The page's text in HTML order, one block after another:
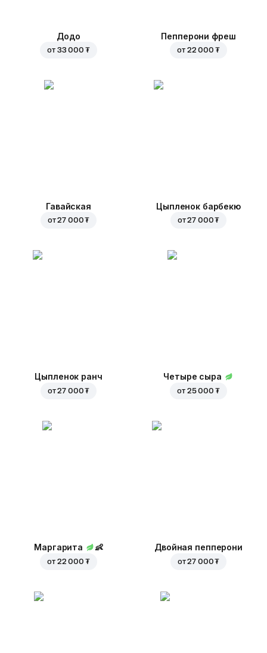
Додо
от 33 000 ₮
Пепперони фреш
от 22 000 ₮
Гавайская
от27 000 ₮
Цыпленок барбекю
от27 000 ₮
Цыпленок ранч
от27 000 ₮
Четыре сыра
от 25 000 ₮
Маргарита 👶
от 22 000 ₮
Двойная пепперони
от27 000 ₮